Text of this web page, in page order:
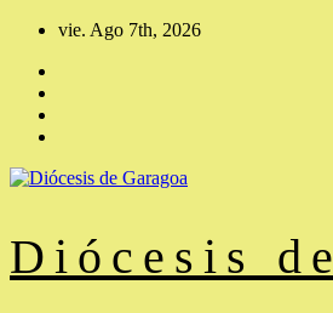
Saltar
contenido
vie. Ago 7th, 2026
Diócesis de